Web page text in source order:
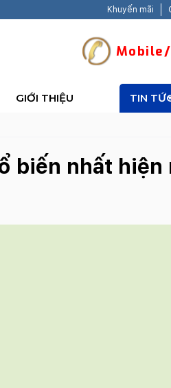
Khuyến mãi
Mobile/
GIỚI THIỆU TIN
biến nhất hiện